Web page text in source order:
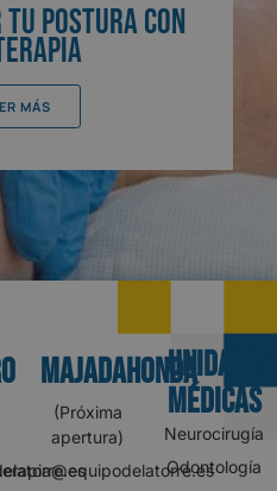
tu postura con
MÁS
MAJADAHONDA
(Próxima
apertura)
UNIDADES
MÉDICAS
Neurocirugía
Odontología